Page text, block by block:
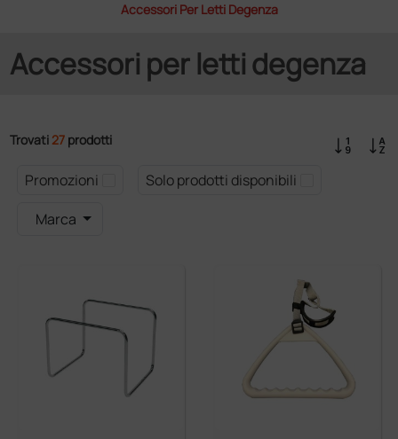
Accessori Per Letti Degenza
Accessori per letti degenza
Trovati 27 prodotti
Promozioni
Solo prodotti disponibili
Marca